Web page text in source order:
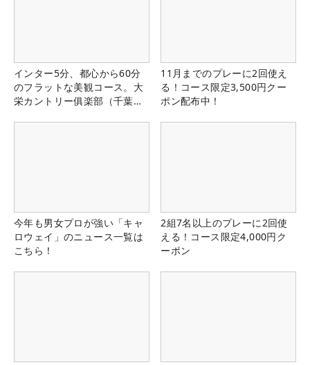
インター5分、都心から60分
のフラットな美観コース。大
栄カントリー俱楽部（千葉
11月までのプレーに2回使え
る！コース限定3,500円クー
ポン配布中！
今年も男女プロが強い「キャ
ロウェイ」のニュース一覧は
こちら！
2組7名以上のプレーに2回使
える！コース限定4,000円ク
ーポン